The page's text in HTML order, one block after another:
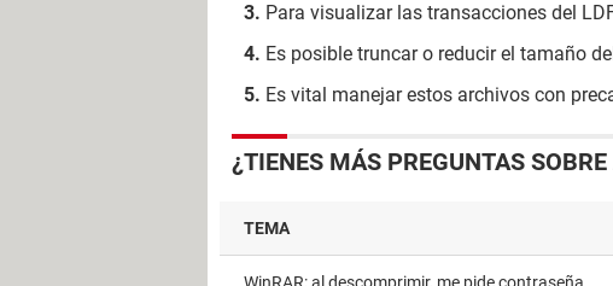
Para visualizar las transacciones del
Es posible truncar o reducir el tamaño
Es vital manejar estos archivos con
¿TIENES MÁS PREGUNTAS
TEMA